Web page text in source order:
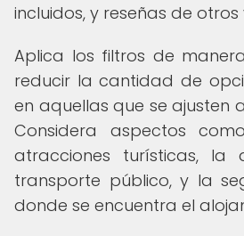
incluidos, y reseñas de otros
Aplica los filtros de
reducir la cantidad de
en aquellas que se ajusten
Considera aspectos
atracciones turísticas, la
transporte público, y la
donde se encuentra el